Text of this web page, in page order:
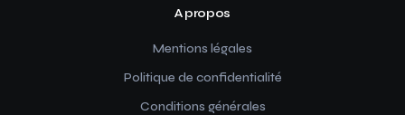
A propos
Mentions légales
Politique de confidentialité
Conditions générales